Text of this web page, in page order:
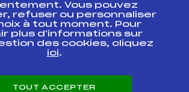
Formation, Suivi
l’athlète
Vous pouvez
refuser ou personnaliser
à tout moment. Pour
plus d'informations sur
des cookies, cliquez
ici.
TOUT ACCEPTER